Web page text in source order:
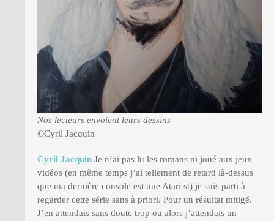
Nos lecteurs envoient leurs dessins
©Cyril Jacquin
Cyril Jacquin Je n’ai pas lu les romans ni joué aux jeux
vidéos (en même temps j’ai tellement de retard là-dessus
que ma dernière console est une Atari st) je suis parti à
regarder cette série sans à priori. Pour un résultat mitigé.
J’en attendais sans doute trop ou alors j’attendais un